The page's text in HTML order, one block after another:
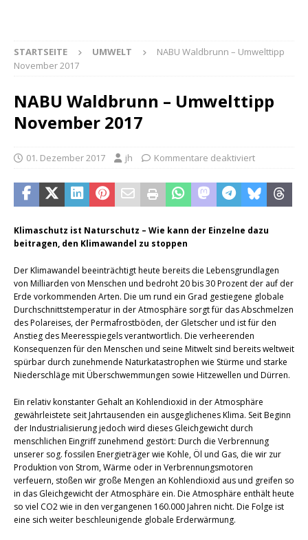
STARTSEITE UMWELT
NABU Waldbrunn – Umwelttipp
November 2017
NABU Waldbrunn – Umwelttipp
November 2017
01. Dezember 2017 jh Kommentare deaktiviert
Klimaschutz ist Naturschutz – Wie kann der Einzelne dazu
beitragen, den Klimawandel zu stoppen
Der Klimawandel beeinträchtigt heute bereits die Lebensgrundlagen
von Milliarden von Menschen und bedroht 20 bis 30 Prozent der auf der
Erde vorkommenden Arten. Die um rund ein Grad gestiegene globale
Durchschnittstemperatur in der Atmosphäre sorgt für das Abschmelzen
des Polareises, der Permafrostböden, der Gletscher und ist für den
Anstieg des Meeresspiegels verantwortlich. Die verheerenden
Konsequenzen für den Menschen und seine Mitwelt sind bereits weltweit
spürbar durch zunehmende Naturkatastrophen wie Stürme und starke
Niederschläge mit Überschwemmungen sowie Hitzewellen und Dürren.
Ein relativ konstanter Gehalt an Kohlendioxid in der Atmosphäre
gewährleistete seit Jahrtausenden ein ausgeglichenes Klima. Seit Beginn
der Industrialisierung jedoch wird dieses Gleichgewicht durch
menschlichen Eingriff zunehmend gestört: Durch die Verbrennung
unserer sog. fossilen Energieträger wie Kohle, Öl und Gas, die wir zur
Produktion von Strom, Wärme oder in Verbrennungsmotoren
verfeuern, stoßen wir große Mengen an Kohlendioxid aus und greifen so
in das Gleichgewicht der Atmosphäre ein. Die Atmosphäre enthält heute
so viel CO2 wie in den vergangenen 160.000 Jahren nicht. Die Folge ist
eine sich weiter beschleunigende globale Erderwärmung.